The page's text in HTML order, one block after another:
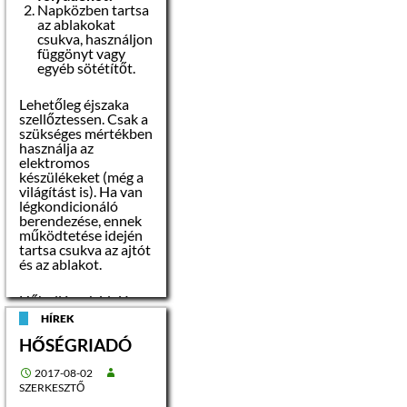
eddig több mint 100
nevezés érkezett, ami
a sűrű
versenynaptárra
tekintve, illetve
hogy először kerül
megrendezésre a Két
Vár Futás,
kiemelkedően jó
eredménynek
tekinthető. Ez azt
mutatja, a szervezők
jól mérték fel, ma már
nagyon fontos a
sportolók számára is,
a megfelelő minőségű
helyszín kiválasztása.
távon tehetik
próbára tudásukat.
RAJT:
Napközben tartsa
az ablakokat
csukva, használjon
függönyt vagy
egyéb sötétítőt.
Lehetőleg éjszaka
szellőztessen. Csak a
szükséges mértékben
használja az
elektromos
készülékeket (még a
világítást is). Ha van
légkondicionáló
berendezése, ennek
működtetése idején
tartsa csukva az ajtót
és az ablakot.
Hőhullámok idején,
amikor a
külsőhőmérséklet
35-39 °C közötti, az
hőmérséklet 28 °C
körüli.- nem javasolt
HÍREK
HŐSÉGRIADÓ
2017-08-02
SZERKESZTŐ